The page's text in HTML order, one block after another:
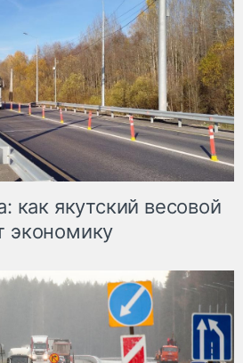
как якутский весовой
экономику